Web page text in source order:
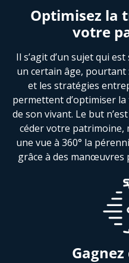
Optimisez la
votre
Il s’agit d’un sujet qui
un certain âge, pourtant
et les stratégies
permettent d’optimiser
de son vivant. Le but
céder votre patrimoine,
une vue à 360° la
grâce à des